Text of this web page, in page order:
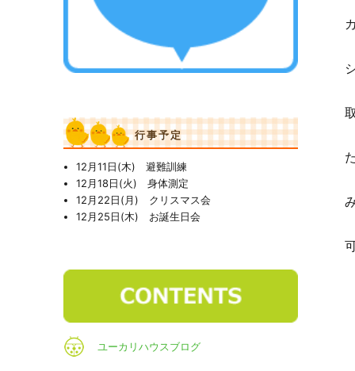
行事予定
12月11日(木) 避難訓練
12月18日(火) 身体測定
12月22日(月) クリスマス会
12月25日(木) お誕生日会
ユーカリハウスブログ